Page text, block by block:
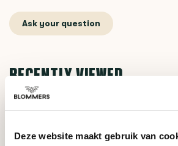
Deze website maakt gebruik van
Ask your question
RECENTLY VIEWED